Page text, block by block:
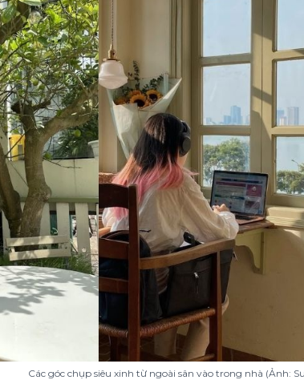
Các góc chụp siêu xinh từ ngoài sân vào trong nhà (Ảnh: